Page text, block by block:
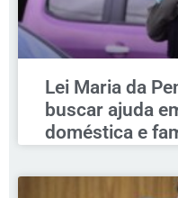
Lei Maria da
buscar ajuda
doméstica e